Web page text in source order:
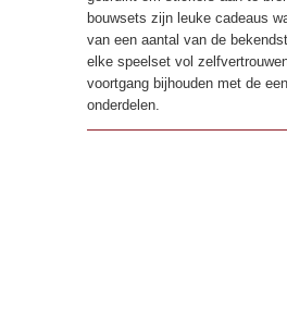
bouwsets zijn leuke cadeaus
van een aantal van de
elke speelset vol
voortgang bijhouden met de
onderdelen.